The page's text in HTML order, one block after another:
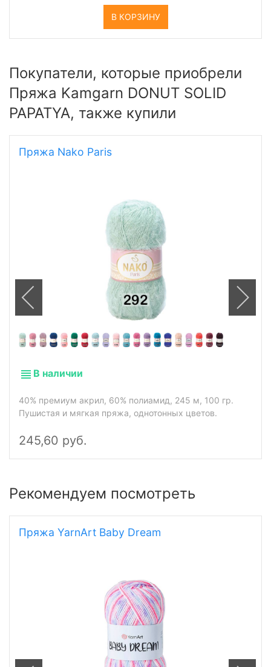
В КОРЗИНУ
Покупатели, которые приобрели
Пряжа Kamgarn DONUT SOLID
PAPATYA, также купили
Пряжа Nako Paris
В наличии
40% премиум акрил, 60% полиамид, 245 м, 100 гр.
Пушистая и мягкая пряжа, однотонных цветов.
245,60 руб.
Рекомендуем посмотреть
Пряжа YarnArt Baby Dream